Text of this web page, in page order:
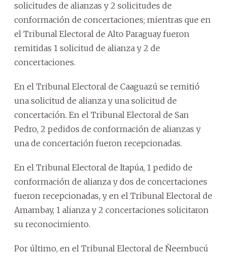
solicitudes de alianzas y 2 solicitudes de
conformación de concertaciones; mientras que en
el Tribunal Electoral de Alto Paraguay fueron
remitidas 1 solicitud de alianza y 2 de
concertaciones.
En el Tribunal Electoral de Caaguazú se remitió
una solicitud de alianza y una solicitud de
concertación. En el Tribunal Electoral de San
Pedro, 2 pedidos de conformación de alianzas y
una de concertación fueron recepcionadas.
En el Tribunal Electoral de Itapúa, 1 pedido de
conformación de alianza y dos de concertaciones
fueron recepcionadas, y en el Tribunal Electoral de
Amambay, 1 alianza y 2 concertaciones solicitaron
su reconocimiento.
Por último, en el Tribunal Electoral de Ñeembucú